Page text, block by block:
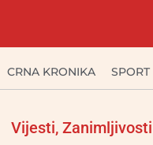
CRNA KRONIKA SPORT
Vijesti, Zanimljivosti